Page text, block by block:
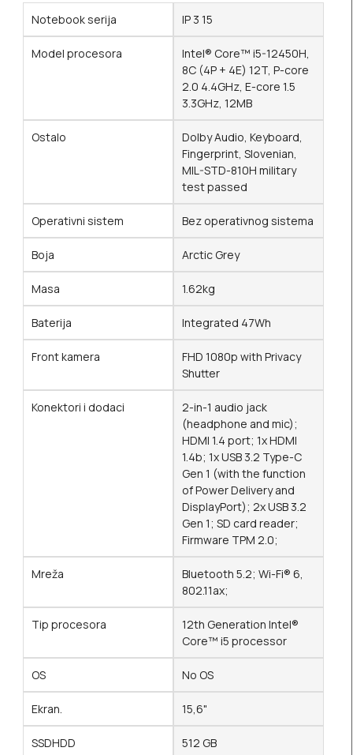
Notebook serija IP 3 15
Model procesora
Intel® Core™ i5-12450H,
8C (4P + 4E) 12T, P-core
2.0 4.4GHz, E-core 1.5
3.3GHz, 12MB
Ostalo
Dolby Audio, Keyboard,
Fingerprint, Slovenian,
MIL-STD-810H military
test passed
Operativni sistem Bez operativnog sistema
Boja Arctic Grey
Masa 1.62kg
Baterija Integrated 47Wh
Front kamera
FHD 1080p with Privacy
Shutter
Konektori i dodaci
2-in-1 audio jack
(headphone and mic);
HDMI 1.4 port; 1x HDMI
1.4b; 1x USB 3.2 Type-C
Gen 1 (with the function
of Power Delivery and
DisplayPort); 2x USB 3.2
Gen 1; SD card reader;
Firmware TPM 2.0;
Mreža
Bluetooth 5.2; Wi-Fi® 6,
802.11ax;
Tip procesora
12th Generation Intel®
Core™ i5 processor
OS No OS
Ekran. 15,6"
SSDHDD 512 GB